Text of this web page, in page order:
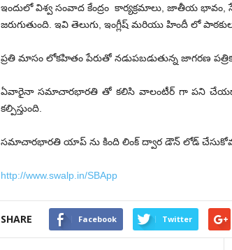
ఇందులో విశ్వ సంవాద కేంద్రం కార్యక్రమాలు, జాతీయ భావం,
జరుగుతుంది. ఇవి తెలుగు, ఇంగ్లీష్ మరియు హిందీ లో
ప్రతి మాసం లోకహితం పేరుతో నడుపబడుతున్న జాగరణ
ఏవారైనా సమాచారభారతి తో కలిసి వాలంటీర్ గా పని
కల్పిస్తుంది.
సమాచారభారతి యాప్ ను కింది లింక్ ద్వార డౌన్ లోడ్
http://www.swalp.in/SBApp
SHARE Facebook Twitter